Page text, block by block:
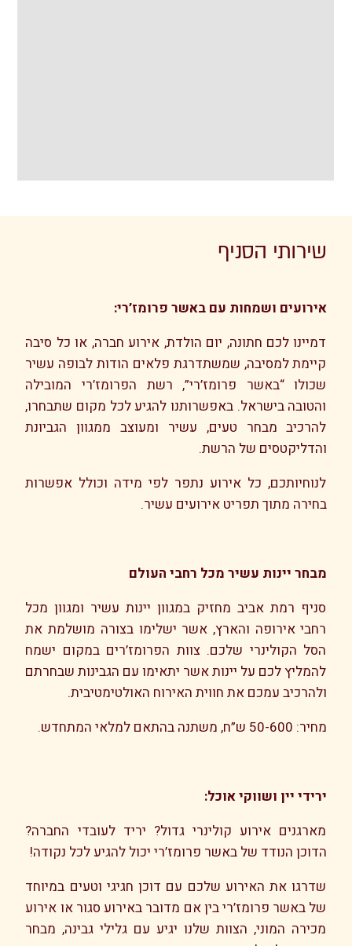
שירותי הסניף
אירועים ושמחות עם באשר פרומז’רי:
דמיינו לכם חתונה, יום הולדת, אירוע חברה, או כל סיבה
קיימת למסיבה, שמשתדרגת פלאים הודות לבופה עשיר
שכולו “באשר פרומז’רי”, רשת הפרומז’רי המובילה
והטובה בישראל. באפשרותנו להגיע לכל מקום שתבחרו,
להרכיב מבחר טעים, עשיר ומעוצב ממגוון הגביונת
והדליקטסים של הרשת.
לנוחיותכם, כל אירוע נתפר לפי מידה וכולל אפשרות
בחירה מתוך תפריט אירועים עשיר.
מבחר יינות עשיר מכל רחבי העולם
סניף רמת אביב מחזיק במגוון יינות עשיר ומגוון מכל
רחבי אירופה והארץ, אשר ישלימו בצורה מושלמת את
הסל הקולינרי שלכם. צוות הפרומז’רים במקום ישמח
להמליץ לכם על יינות אשר יתאימו עם הגבינות שבחרתם
ולהרכיב עמכם את חווית האירוח האולטימטיבית.
מחיר: 50-600 ש”ח, משתנה בהתאם למלאי המתחדש.
ירידי יין ושווקי אוכל:
מארגנים אירוע קולינרי גדול? יריד לעובדי החברה?
הדוכן הנודד של באשר פרומז’רי יכול להגיע לכל נקודה!
שדרגו את האירוע שלכם עם דוכן חגיגי וטעים במיוחד
של באשר פרומז’רי בין אם מדובר באירוע סגור או אירוע
מכירה המוני, הצוות שלנו יגיע עם גלילי גבינה, מבחר